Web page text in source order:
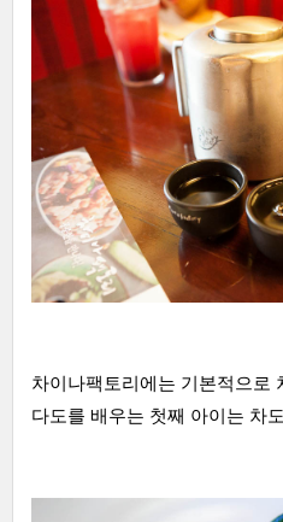
차이나팩토리에는 기본적으로
다도를 배우는 첫째 아이는 차